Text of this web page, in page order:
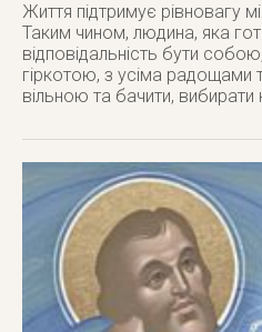
Життя підтримує рівновагу
Таким чином, людина, яка
відповідальність бути
гіркотою, з усіма радощами
вільною та бачити, вибирати